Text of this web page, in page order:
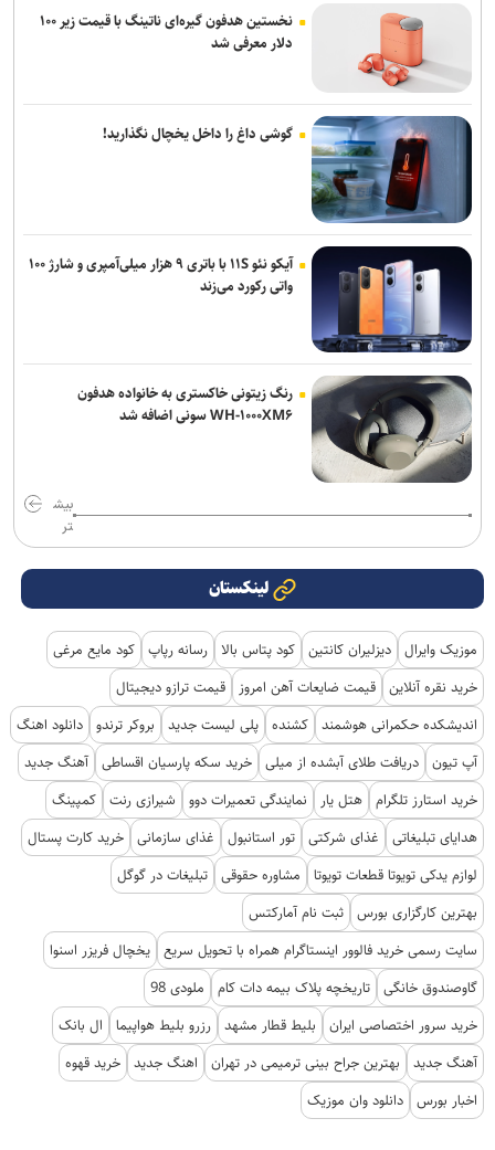
نخستین هدفون گیره‌ای ناتینگ با قیمت زیر ۱۰۰
دلار معرفی شد
گوشی داغ را داخل یخچال نگذارید!
آیکو نئو ۱۱S با باتری ۹ هزار میلی‌آمپری و شارژ ۱۰۰
واتی رکورد می‌زند
رنگ زیتونی خاکستری به خانواده هدفون
WH-۱۰۰۰XM۶ سونی اضافه شد
بیش
تر
لینکستان
موزیک وایرال دیزلیران کانتین کود پتاس بالا رسانه رپاپ کود مایع مرغی
خرید نقره آنلاین قیمت ضایعات آهن امروز
قیمت ترازو دیجیتال
اندیشکده حکمرانی هوشمند کشنده پلی لیست جدید بروکر ترندو دانلود اهنگ
آپ تیون دریافت طلای آبشده از میلی خرید سکه پارسیان اقساطی آهنگ جدید
خرید استارز تلگرام هتل یار نمایندگی تعمیرات دوو شیرازی رنت کمپینگ
هدایای تبلیغاتی
غذای شرکتی تور استانبول غذای سازمانی خرید کارت پستال
لوازم یدکی تویوتا قطعات تویوتا
مشاوره حقوقی تبلیغات در گوگل
بهترین کارگزاری بورس ثبت نام آمارکتس
سایت رسمی خرید فالوور اینستاگرام همراه با تحویل سریع یخچال فریزر اسنوا
گاوصندوق خانگی تاریخچه پلاک بیمه دات کام
ملودی 98
خرید سرور اختصاصی ایران
بلیط قطار مشهد رزرو بلیط هواپیما
ال بانک
آهنگ جدید
بهترین جراح بینی ترمیمی در تهران اهنگ جدید خرید قهوه
اخبار بورس دانلود وان موزیک